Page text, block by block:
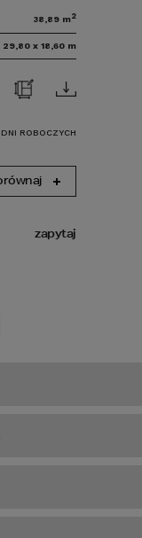
38,89 m2
29,80 x 18,60 m
ROBOCZYCH
zapytaj